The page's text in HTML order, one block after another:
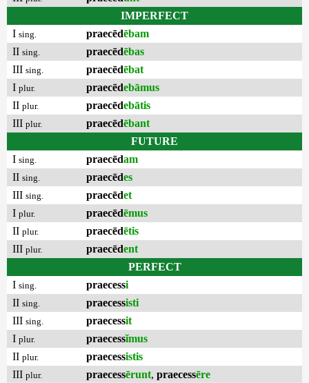
IMPERFECT
I sing. praecēdēbam
II sing. praecēdēbas
III sing. praecēdēbat
I plur. praecēdebāmus
II plur. praecēdebātis
III plur. praecēdēbant
FUTURE
I sing. praecēdam
II sing. praecēdes
III sing. praecēdet
I plur. praecēdēmus
II plur. praecēdētis
III plur. praecēdent
PERFECT
I sing. praecessi
II sing. praecessisti
III sing. praecessit
I plur. praecessĭmus
II plur. praecessistis
III plur. praecessērunt, praecessēre